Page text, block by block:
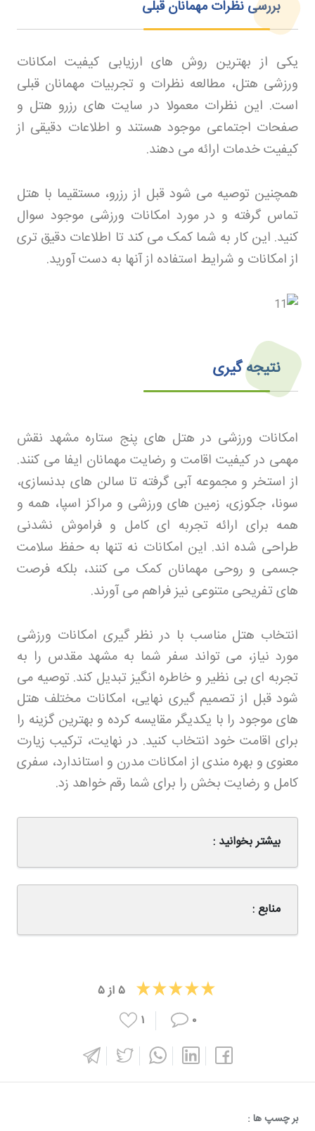
بررسی نظرات مهمانان قبلی
یکی از بهترین روش های ارزیابی کیفیت امکانات
ورزشی هتل، مطالعه نظرات و تجربیات مهمانان قبلی
است. این نظرات معمولا در سایت های رزرو هتل و
صفحات اجتماعی موجود هستند و اطلاعات دقیقی از
کیفیت خدمات ارائه می دهند.
همچنین توصیه می شود قبل از رزرو، مستقیما با هتل
تماس گرفته و در مورد امکانات ورزشی موجود سوال
کنید. این کار به شما کمک می کند تا اطلاعات دقیق تری
از امکانات و شرایط استفاده از آنها به دست آورید.
نتیجه گیری
امکانات ورزشی در هتل های پنج ستاره مشهد نقش
مهمی در کیفیت اقامت و رضایت مهمانان ایفا می کنند.
از استخر و مجموعه آبی گرفته تا سالن های بدنسازی،
سونا، جکوزی، زمین های ورزشی و مراکز اسپا، همه و
همه برای ارائه تجربه ای کامل و فراموش نشدنی
طراحی شده اند. این امکانات نه تنها به حفظ سلامت
جسمی و روحی مهمانان کمک می کنند، بلکه فرصت
های تفریحی متنوعی نیز فراهم می آورند.
انتخاب هتل مناسب با در نظر گیری امکانات ورزشی
مورد نیاز، می تواند سفر شما به مشهد مقدس را به
تجربه ای بی نظیر و خاطره انگیز تبدیل کند. توصیه می
شود قبل از تصمیم گیری نهایی، امکانات مختلف هتل
های موجود را با یکدیگر مقایسه کرده و بهترین گزینه را
برای اقامت خود انتخاب کنید. در نهایت، ترکیب زیارت
معنوی و بهره مندی از امکانات مدرن و استاندارد، سفری
کامل و رضایت بخش را برای شما رقم خواهد زد.
بیشتر بخوانید :
منابع :
۵از۵
۰
۱
بر چسپ ها :